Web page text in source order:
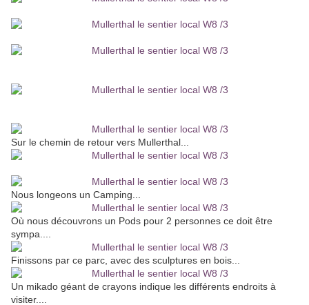
Sur le chemin de retour vers Mullerthal...
Nous longeons un Camping...
Où nous découvrons un Pods pour 2 personnes ce doit être
sympa....
Finissons par ce parc, avec des sculptures en bois...
Un mikado géant de crayons indique les différents endroits à
visiter....